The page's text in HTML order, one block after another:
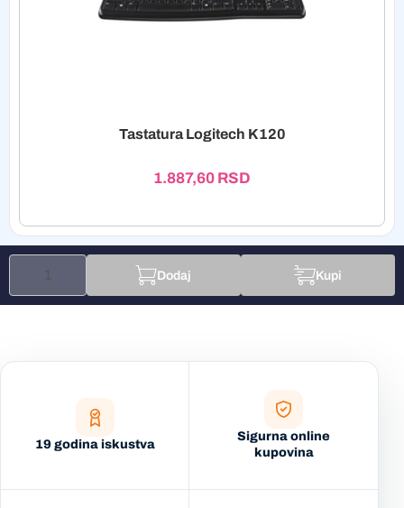
Tastatura Logitech K120
1.887,60 RSD
Dodaj Kupi
19 godina iskustva
Sigurna online
kupovina